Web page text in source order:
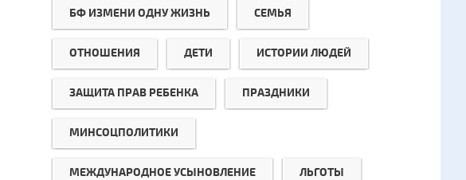
БФ ИЗМЕНИ ОДНУ ЖИЗНЬ СЕМЬЯ
ОТНОШЕНИЯ ДЕТИ ИСТОРИИ ЛЮДЕЙ
ЗАЩИТА ПРАВ РЕБЕНКА ПРАЗДНИКИ
МИНСОЦПОЛИТИКИ
МЕЖДУНАРОДНОЕ УСЫНОВЛЕНИЕ ЛЬГОТЫ